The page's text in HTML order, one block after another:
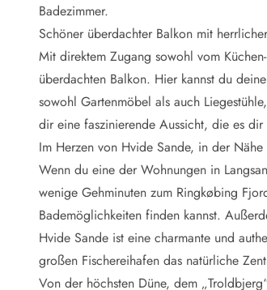
Vorteile bei uns
Reisecurity
Esmark KidsVIP
Esmark VIP - Partnervorteile und Rabatte
Preisgarantie
Keine Kaution
Gästebewertungen
Gratis WLAN
We love people
Esmark VIP Partnervorteile
Esmark KidsVIP
Badezimmer.
Schöner überdachter Balkon mit
Mit direktem Zugang sowohl vom
überdachten Balkon. Hier kannst du
sowohl Gartenmöbel als auch
dir eine faszinierende Aussicht, die es
Im Herzen von Hvide Sande, in der
Wenn du eine der Wohnungen in
wenige Gehminuten zum Ringkøbing
Bademöglichkeiten finden kannst.
Hvide Sande ist eine charmante und
großen Fischereihafen das natürliche
Von der höchsten Düne, dem